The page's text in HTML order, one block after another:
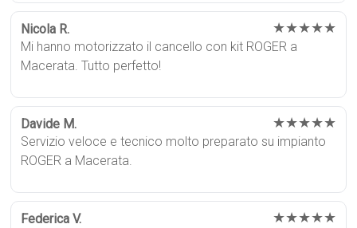
Nicola R. ★★★★★
Mi hanno motorizzato il cancello con kit ROGER a
Macerata. Tutto perfetto!
Davide M. ★★★★★
Servizio veloce e tecnico molto preparato su impianto
ROGER a Macerata.
Federica V. ★★★★★